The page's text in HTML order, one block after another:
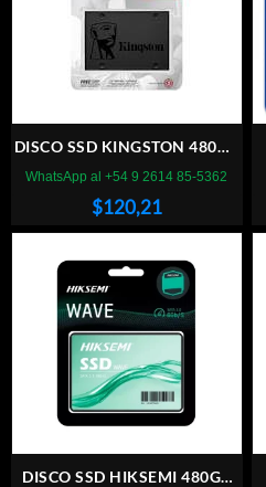
DISCO SSD KINGSTON 480GB
A400 SATA
$120,21
WhatsApp al +54 9 2614 85-5362
DISCO SSD HIKSEMI 480GB